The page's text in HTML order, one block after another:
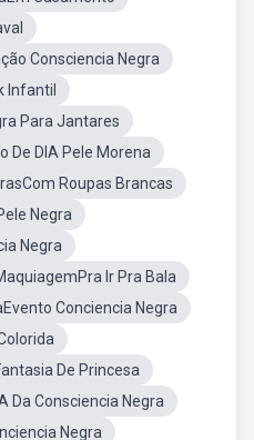
Consciencia Negra
Infantil
Para Jantares
De DIA Pele Morena
Roupas Brancas
Negra
Negra
Ir Pra Bala
Conciencia Negra
De Princesa
Da Consciencia Negra
Negra